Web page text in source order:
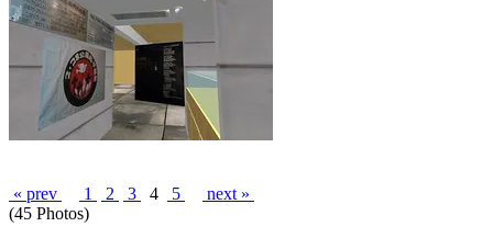
« prev 1 2 3 4 5
next »
(45 Photos)